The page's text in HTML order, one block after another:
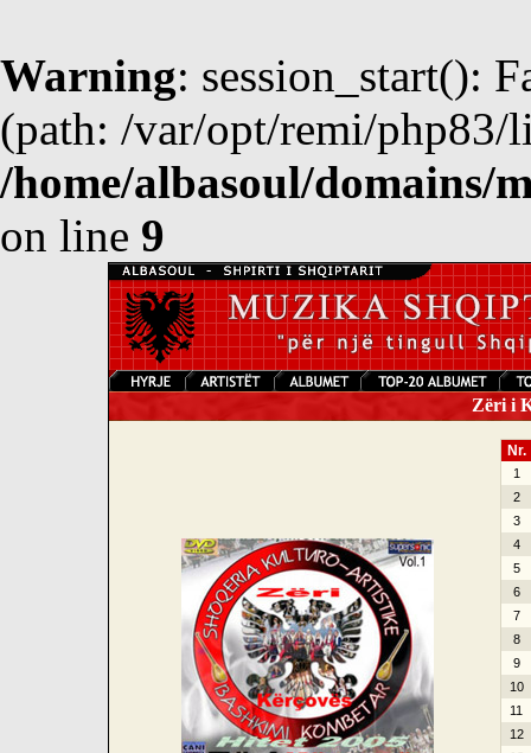
Warning: session_start():
(path: /var/opt/remi/php83/
/home/albasoul/domains/
on line 9
Zëri i
Nr.
1
2
3
4
5
6
7
8
9
10
11
12